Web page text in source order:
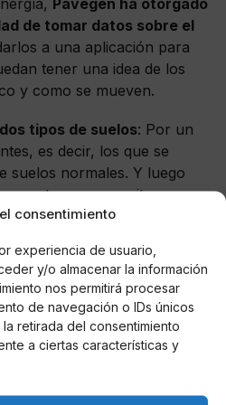
consentimiento
experiencia de usuario,
y/o almacenar la información
nos permitirá procesar
de navegación o IDs únicos
retirada del consentimiento
a ciertas características y
Pavegen ha otorgado
de tomar datos sobre el
a una aplicación para
tener una idea de los
y como se mueven.
dos tipos de suelos: Por un
es decir, los que se
suelos normales. Y luego
eventos que permiten ser
juegos’ como por ejemplo
con el usuario mediante
seruna gran opción
energía a una
un gimnasio, centros